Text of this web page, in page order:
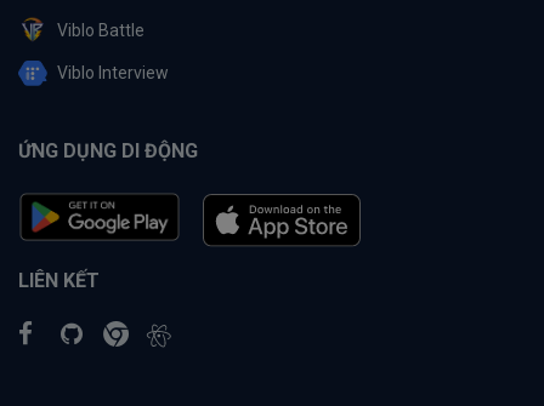
Viblo Battle
Viblo Interview
ỨNG DỤNG DI ĐỘNG
LIÊN KẾT